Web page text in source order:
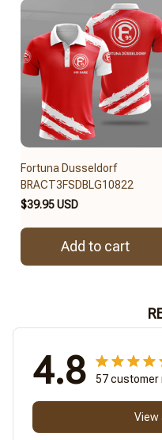
Fortuna Dusseldorf
BRACT3FSDBLG10822
$39.95 USD
Add to cart
4.8 57 customer
View